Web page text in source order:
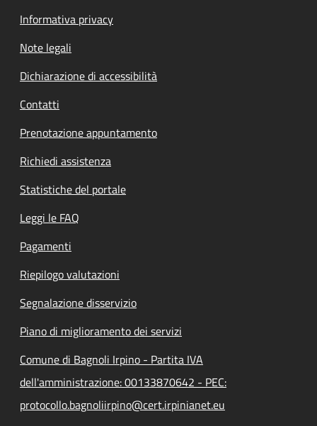
Informativa privacy
Note legali
Dichiarazione di accessibilità
Contatti
Prenotazione appuntamento
Richiedi assistenza
Statistiche del portale
Leggi le FAQ
Pagamenti
Riepilogo valutazioni
Segnalazione disservizio
Piano di miglioramento dei servizi
Comune di Bagnoli Irpino - Partita IVA
dell'amministrazione: 00133870642 - PEC:
protocollo.bagnoliirpino@cert.irpinianet.eu